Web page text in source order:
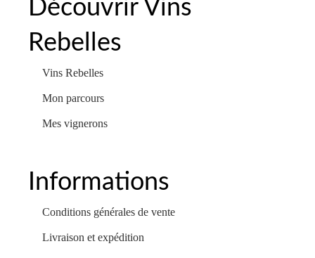
Découvrir Vins
Rebelles
Vins Rebelles
Mon parcours
Mes vignerons
Informations
Conditions générales de vente
Livraison et expédition